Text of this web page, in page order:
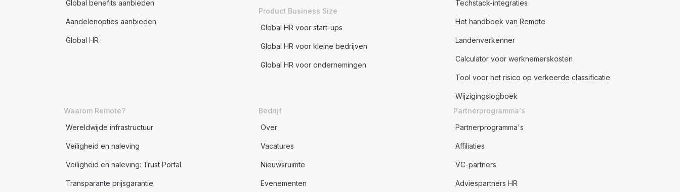
Global benefits aanbieden
Aandelenopties aanbieden
Global HR
Product Business Size
Global HR voor start-ups
Global HR voor kleine bedrijven
Global HR voor ondernemingen
Techstack-integraties
Het handboek van Remote
Landenverkenner
Calculator voor werknemerskosten
Tool voor het risico op verkeerde classificatie
Wijzigingslogboek
Waarom Remote?
Wereldwijde infrastructuur
Veiligheid en naleving
Veiligheid en naleving: Trust Portal
Transparante prijsgarantie
Bedrijf
Over
Vacatures
Nieuwsruimte
Evenementen
Partnerprogramma's
Partnerprogramma's
Affiliaties
VC-partners
Adviespartners HR